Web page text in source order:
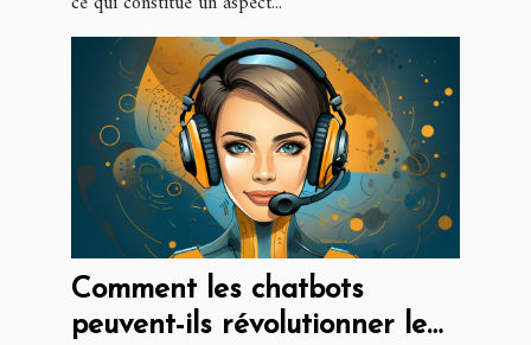
Comment les chatbots
peuvent-ils révolutionner le